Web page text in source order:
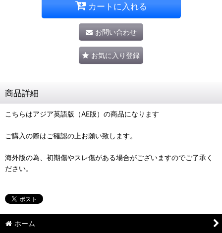
カートに入れる
お問い合わせ
お気に入り登録
商品詳細
こちらはアジア英語版（AE版）の商品になります
ご購入の際はご確認の上お願い致します。
海外版の為、初期傷やスレ傷がある場合がございますのでご了承く
ださい。
ホーム